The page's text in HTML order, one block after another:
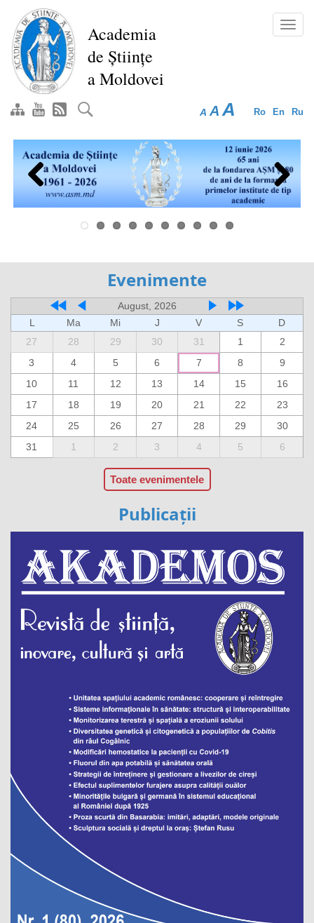
Перейти
основному
содержанию
Academia
de Științe
a Moldovei
Ro En Ru
A A A
Previous Next
Evenimente
August, 2026
L
Ma Mi J V S
D
27
28 29 30 31 1
2
3
4 5 6 7 8
9
10
11 12 13 14 15
16
17
18 19 20 21 22
23
24
25 26 27 28 29
30
31
1 2 3 4 5 6
Toate evenimentele
Publicații